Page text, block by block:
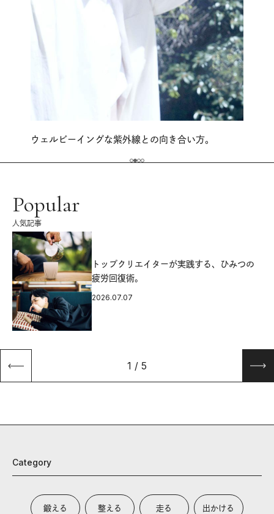
ウェルビーイングな紫外線との向き合い方。
Popular
人気記事
トップクリエイターが実践する、ひみつの
疲労回復術。
2026.07.07
1 / 5
Category
鍛える 整える 走る 出かける